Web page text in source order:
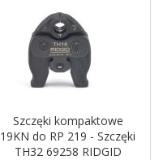
Szczęki kompaktowe
19KN do RP 219 - Szczęki
TH32 69258 RIDGID